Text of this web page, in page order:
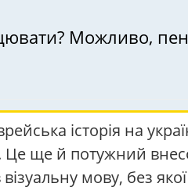
Можливо,
історія на
Це ще й потужний
мову, без